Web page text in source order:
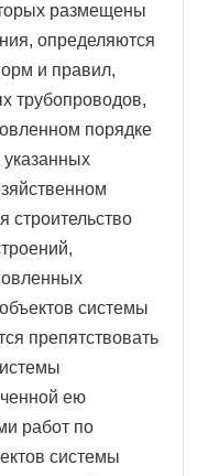
размещены
определяются
и правил,
трубопроводов,
порядке
строительство
системы
препятствовать
ею
работ по
системы